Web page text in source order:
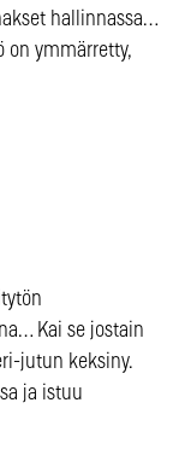
hallinnassa…
on ymmärretty,
Kai se jostain
jutun keksiny.
ja istuu